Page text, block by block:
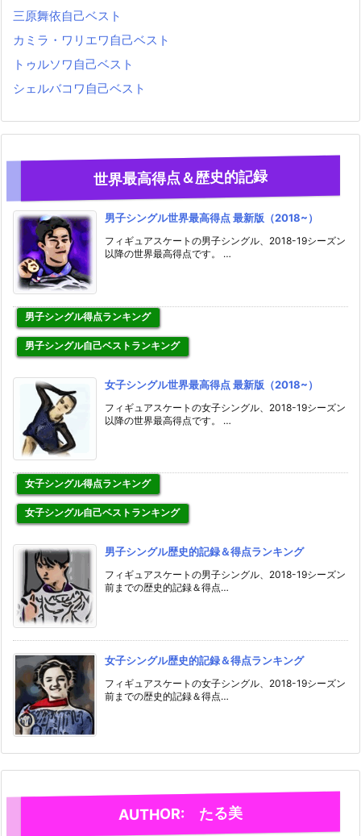
三原舞依自己ベスト
カミラ・ワリエワ自己ベスト
トゥルソワ自己ベスト
シェルバコワ自己ベスト
世界最高得点＆歴史的記録
男子シングル世界最高得点 最新版（2018~）
フィギュアスケートの男子シングル、2018-19シーズン
以降の世界最高得点です。 …
男子シングル得点ランキング
男子シングル自己ベストランキング
女子シングル世界最高得点 最新版（2018~）
フィギュアスケートの女子シングル、2018-19シーズン
以降の世界最高得点です。 …
女子シングル得点ランキング
女子シングル自己ベストランキング
男子シングル歴史的記録＆得点ランキング
フィギュアスケートの男子シングル、2018-19シーズン
前までの歴史的記録＆得点…
女子シングル歴史的記録＆得点ランキング
フィギュアスケートの女子シングル、2018-19シーズン
前までの歴史的記録＆得点…
AUTHOR: たる美